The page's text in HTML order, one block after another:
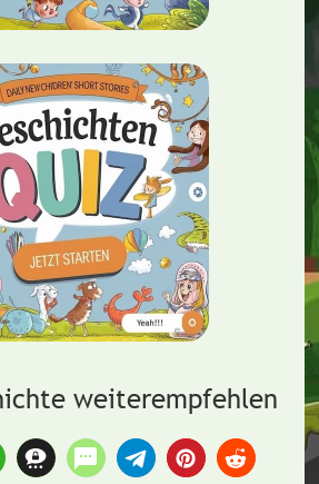
weiterempfehlen